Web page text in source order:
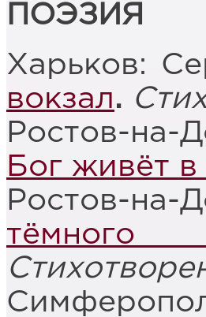
ПОЭЗИЯ
Харьков:
вокзал.
Ростов-на-
Бог живёт
Ростов-